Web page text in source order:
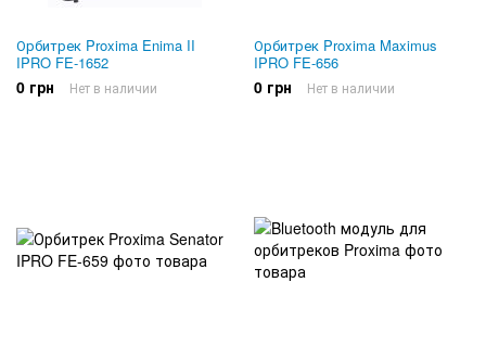
Орбитрек Proxima Enima II
IPRO FE-1652
0 грн Нет в наличии
Орбитрек Proxima Maximus
IPRO FE-656
0 грн Нет в наличии